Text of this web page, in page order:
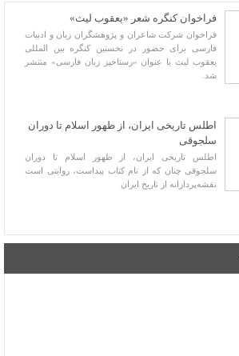
فراخوان کنگره شعر «یعقوب لیث»
فراخوان شرکت شاعران و پژوهشگران زبان و ادبیات
فارسی برای حضور در نخستین کنگره بین المللی
یعقوب لیث با عنوان «رستاخیز زبان فارسی» منتشر
شد.
اطلس تاریخی ایران، از ظهور اسلام تا دوران
سلجوقی
اطلس تاریخی ایران، از ظهور اسلام تا دوران
سلجوقی چنان که از نام کتاب پیداست، روایتی است
نقشه‌‌پردازانه از تاریخ ایران